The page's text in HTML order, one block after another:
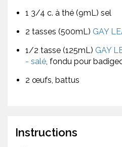
1 3/4 c. à thé (9mL) sel
2 tasses (500mL) GAY
1/2 tasse (125mL) GAY
- salé, fondu pour
2 œufs, battus
Instructions